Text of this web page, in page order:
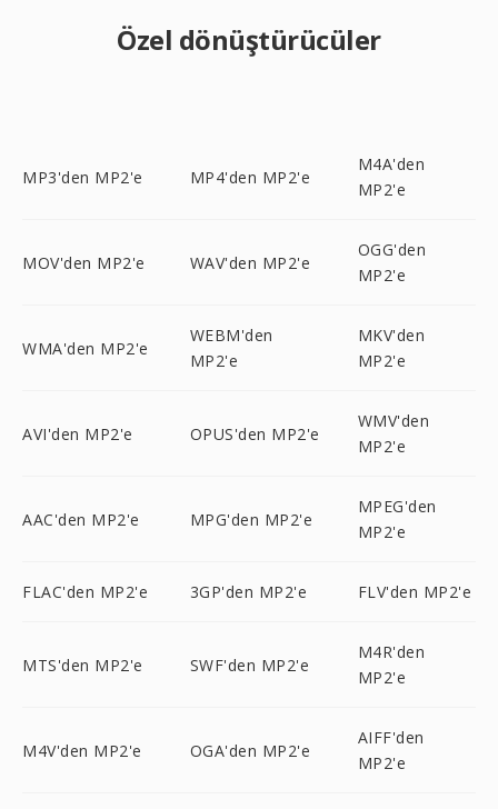
Özel dönüştürücüler
MP3'den MP2'e MP4'den MP2'e
M4A'den
MP2'e
MOV'den MP2'e WAV'den MP2'e
OGG'den
MP2'e
WMA'den MP2'e
WEBM'den
MP2'e
MKV'den
MP2'e
AVI'den MP2'e OPUS'den MP2'e
WMV'den
MP2'e
AAC'den MP2'e MPG'den MP2'e
MPEG'den
MP2'e
FLAC'den MP2'e 3GP'den MP2'e FLV'den MP2'e
MTS'den MP2'e SWF'den MP2'e
M4R'den
MP2'e
M4V'den MP2'e OGA'den MP2'e
AIFF'den
MP2'e